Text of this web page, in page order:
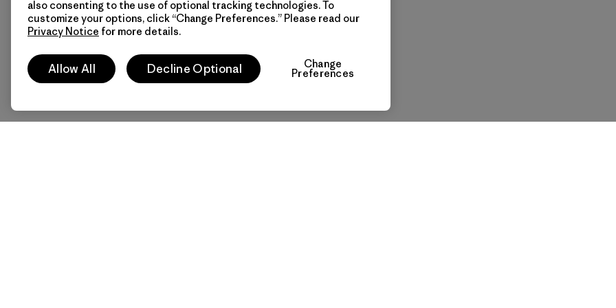
also consenting to the use of optional tracking technologies. To
customize your options, click “Change Preferences.” Please read our
Privacy Notice for more details.
Allow All Decline Optional Change
Preferences